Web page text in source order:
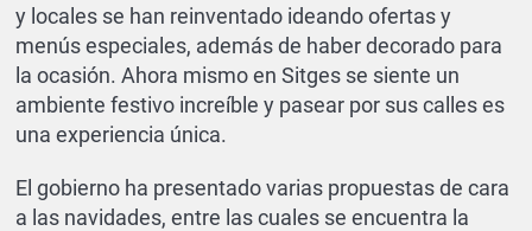
y locales se han reinventado ideando ofertas y
menús especiales, además de haber decorado para
la ocasión. Ahora mismo en Sitges se siente un
ambiente festivo increíble y pasear por sus calles es
una experiencia única.
El gobierno ha presentado varias propuestas de cara
a las navidades, entre las cuales se encuentra la